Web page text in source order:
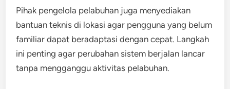
Pihak pengelola pelabuhan juga menyediakan
bantuan teknis di lokasi agar pengguna yang belum
familiar dapat beradaptasi dengan cepat. Langkah
ini penting agar perubahan sistem berjalan lancar
tanpa mengganggu aktivitas pelabuhan.